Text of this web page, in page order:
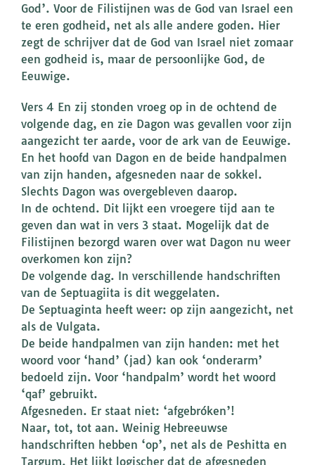
God’. Voor de Filistijnen was de God van Israel een
te eren godheid, net als alle andere goden. Hier
zegt de schrijver dat de God van Israel niet zomaar
een godheid is, maar de persoonlijke God, de
Eeuwige.
Vers 4 En zij stonden vroeg op in de ochtend de
volgende dag, en zie Dagon was gevallen voor zijn
aangezicht ter aarde, voor de ark van de Eeuwige.
En het hoofd van Dagon en de beide handpalmen
van zijn handen, afgesneden naar de sokkel.
Slechts Dagon was overgebleven daarop.
In de ochtend. Dit lijkt een vroegere tijd aan te
geven dan wat in vers 3 staat. Mogelijk dat de
Filistijnen bezorgd waren over wat Dagon nu weer
overkomen kon zijn?
De volgende dag. In verschillende handschriften
van de Septuagiita is dit weggelaten.
De Septuaginta heeft weer: op zijn aangezicht, net
als de Vulgata.
De beide handpalmen van zijn handen: met het
woord voor ‘hand’ (jad) kan ook ‘onderarm’
bedoeld zijn. Voor ‘handpalm’ wordt het woord
‘qaf’ gebruikt.
Afgesneden. Er staat niet: ‘afgebróken’!
Naar, tot, tot aan. Weinig Hebreeuwse
handschriften hebben ‘op’, net als de Peshitta en
Targum. Het lijkt logischer dat de afgesneden